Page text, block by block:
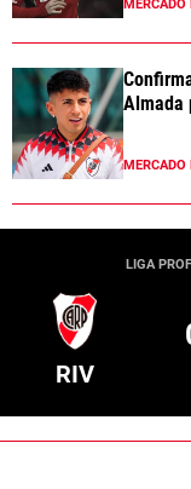
Almada
MERCADO
LIGA
RIV